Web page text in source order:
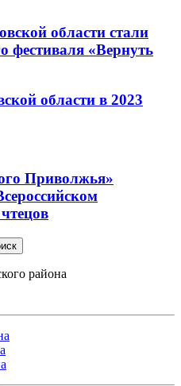
области стали
фестиваля «Вернуть
области в 2023
Приволжья»